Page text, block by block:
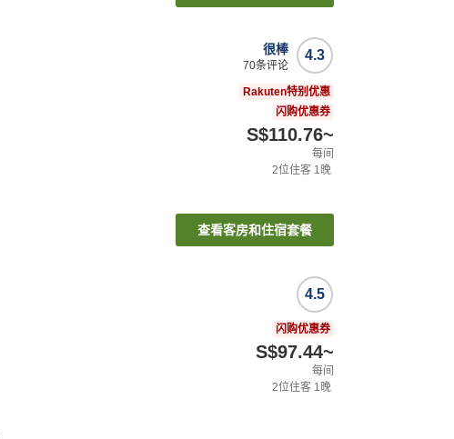
4.3
很棒
70条评论
Rakuten特别优惠
闪购优惠券
S$110.76~
每间
2位住客 1晚
查看客房和住宿套餐
4.5
闪购优惠券
S$97.44~
每间
2位住客 1晚